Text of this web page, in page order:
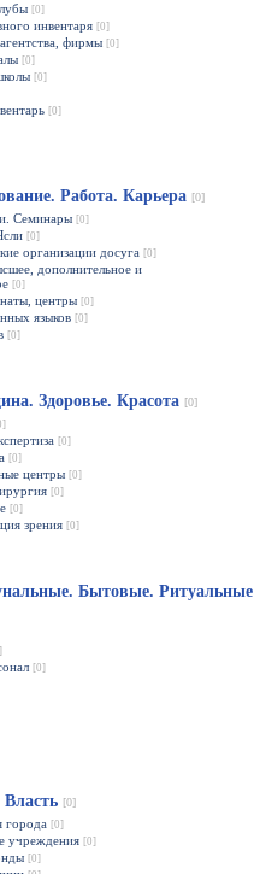
[0]
инвентаря[0]
фирмы[0]
[0]
[0]
[0]
Работа. Карьера [0]
Семинары[0]
[0]
организации досуга[0]
дополнительное и
[0]
центры[0]
языков[0]
[0]
Здоровье. Красота [0]
[0]
[0]
центры[0]
[0]
[0]
зрения[0]
Бытовые. Ритуальные
[0]
Власть [0]
города[0]
учреждения[0]
[0]